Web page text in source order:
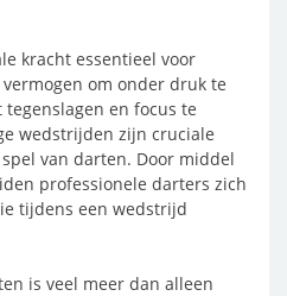
kracht essentieel voor
om onder druk te
en focus te
wedstrijden zijn cruciale
van darten. Door middel
professionele darters zich
tijdens een wedstrijd
is veel meer dan alleen